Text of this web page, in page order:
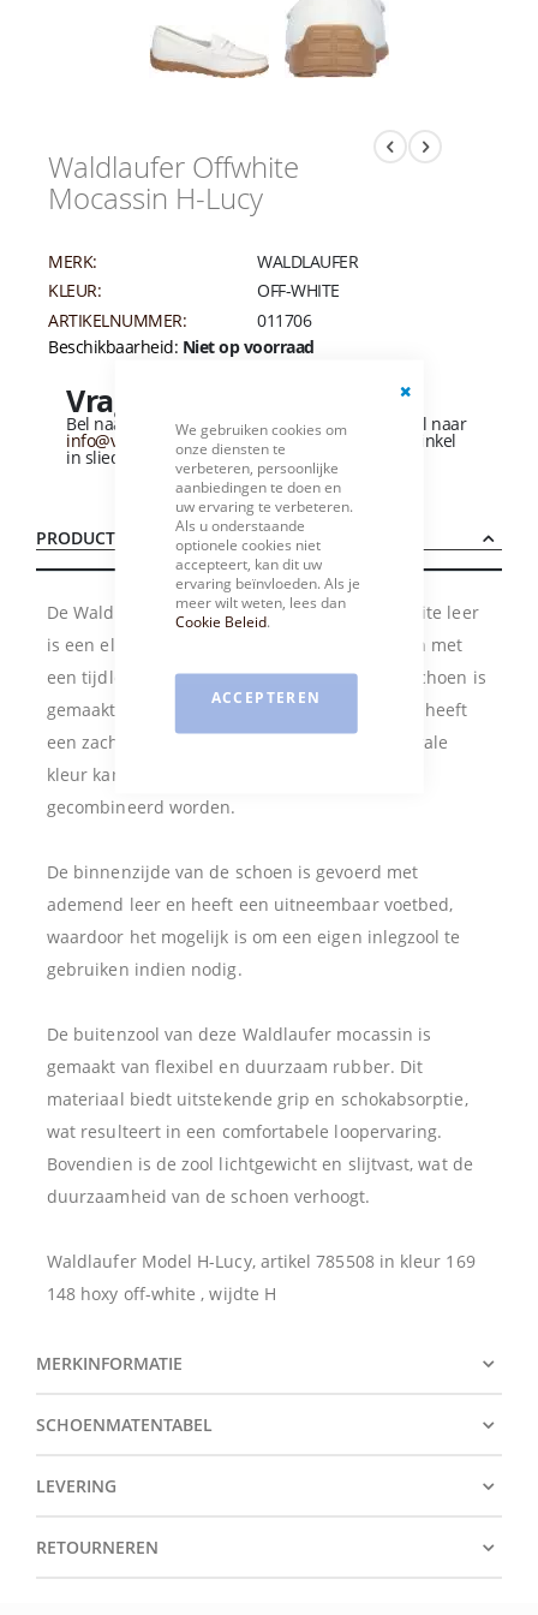
Close
Cookie
Bar
We gebruiken cookies om
onze diensten te
verbeteren, persoonlijke
aanbiedingen te doen en
uw ervaring te verbeteren.
Als u onderstaande
optionele cookies niet
accepteert, kan dit uw
ervaring beïnvloeden. Als je
meer wilt weten, lees dan
Cookie Beleid.
ACCEPTEREN
Waldlaufer Offwhite
Mocassin H-Lucy
MERK:
WALDLAUFER
KLEUR:
OFF-WHITE
ARTIKELNUMMER:
011706
Beschikbaarheid: Niet op voorraad
Vragen over dit product?
Bel naar +31 (0)184 - 412 135of stuur een e-mail naar
info@vandervliesschoenen.nlof bezoek onze winkel
in sliedrecht (Zie routebeschrijving).
PRODUCTBESCHRIJVING
De Waldlaufer mocassin Lucy in soepel off-white leer
is een elegante en comfortabele damesschoen met
een tijdloos ontwerp. Het bovenwerk van de schoen is
gemaakt van zeer soepel hoogwaardig leer en heeft
een zachte en natuurlijke uitstraling. De neutrale
kleur kan eenvoudig bij verschillende outfits
gecombineerd worden.
De binnenzijde van de schoen is gevoerd met
ademend leer en heeft een uitneembaar voetbed,
waardoor het mogelijk is om een eigen inlegzool te
gebruiken indien nodig.
De buitenzool van deze Waldlaufer mocassin is
gemaakt van flexibel en duurzaam rubber. Dit
materiaal biedt uitstekende grip en schokabsorptie,
wat resulteert in een comfortabele loopervaring.
Bovendien is de zool lichtgewicht en slijtvast, wat de
duurzaamheid van de schoen verhoogt.
Waldlaufer Model H-Lucy, artikel 785508 in kleur 169
148 hoxy off-white , wijdte H
MERKINFORMATIE
SCHOENMATENTABEL
LEVERING
RETOURNEREN